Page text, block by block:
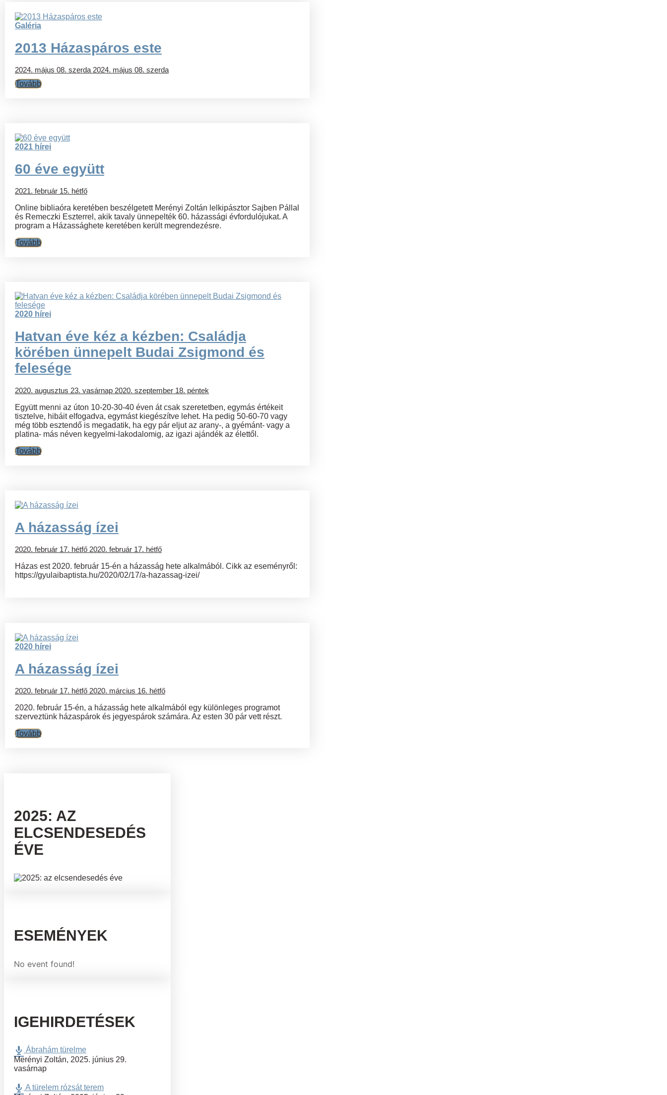
Galéria
2013 Házaspáros este
2024. május 08. szerda 2024. május 08. szerda
Tovább
2021 hírei
60 éve együtt
2021. február 15. hétfő
Online bibliaóra keretében beszélgetett Merényi Zoltán lelkipásztor Sajben Pállal
és Remeczki Eszterrel, akik tavaly ünnepelték 60. házassági évfordulójukat. A
program a Házassághete keretében került megrendezésre.
Tovább
2020 hírei
Hatvan éve kéz a kézben: Családja
körében ünnepelt Budai Zsigmond és
felesége
2020. augusztus 23. vasárnap 2020. szeptember 18. péntek
Együtt menni az úton 10-20-30-40 éven át csak szeretetben, egymás értékeit
tisztelve, hibáit elfogadva, egymást kiegészítve lehet. Ha pedig 50-60-70 vagy
még több esztendő is megadatik, ha egy pár eljut az arany-, a gyémánt- vagy a
platina- más néven kegyelmi-lakodalomig, az igazi ajándék az élettől.
Tovább
A házasság ízei
2020. február 17. hétfő 2020. február 17. hétfő
Házas est 2020. február 15-én a házasság hete alkalmából. Cikk az eseményről:
https://gyulaibaptista.hu/2020/02/17/a-hazassag-izei/
2020 hírei
A házasság ízei
2020. február 17. hétfő 2020. március 16. hétfő
2020. február 15-én, a házasság hete alkalmából egy különleges programot
szerveztünk házaspárok és jegyespárok számára. Az esten 30 pár vett részt.
Tovább
2025: AZ
ELCSENDESEDÉS
ÉVE
ESEMÉNYEK
No event found!
IGEHIRDETÉSEK
Ábrahám türelme
Merényi Zoltán, 2025. június 29.
vasárnap
A türelem rózsát terem